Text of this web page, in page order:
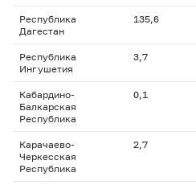
Республика
Дагестан
135,6
Республика
Ингушетия
3,7
Кабардино-
Балкарская
Республика
0,1
Карачаево-
Черкесская
Республика
2,7